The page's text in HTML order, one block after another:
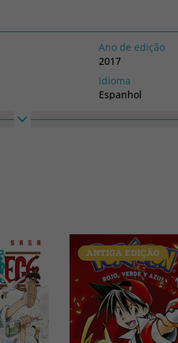
Ano de edição
2017
Idioma
Espanhol
ANTIGA EDIÇÃO